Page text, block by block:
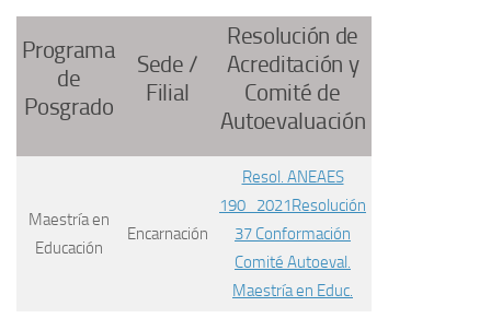
Programa
de
Posgrado
Sede /
Filial
Resolución de
Acreditación y
Comité de
Autoevaluación
Maestría en
Educación
Encarnación
Resol. ANEAES
190_2021Resolución
37 Conformación
Comité Autoeval.
Maestría en Educ.